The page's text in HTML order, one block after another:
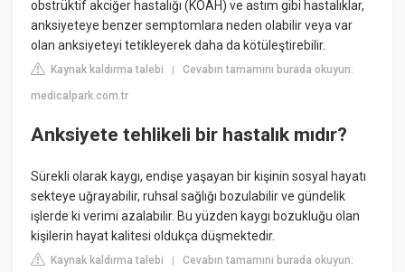
obstrüktif akciğer hastalığı (KOAH) ve astım gibi hastalıklar,
anksiyeteye benzer semptomlara neden olabilir veya var
olan anksiyeteyi tetikleyerek daha da kötüleştirebilir.
Kaynak kaldırma talebi |Cevabın tamamını burada okuyun:
medicalpark.com.tr
Anksiyete tehlikeli bir hastalık mıdır?
Sürekli olarak kaygı, endişe yaşayan bir kişinin sosyal hayatı
sekteye uğrayabilir, ruhsal sağlığı bozulabilir ve gündelik
işlerde ki verimi azalabilir. Bu yüzden kaygı bozukluğu olan
kişilerin hayat kalitesi oldukça düşmektedir.
Kaynak kaldırma talebi |Cevabın tamamını burada okuyun: